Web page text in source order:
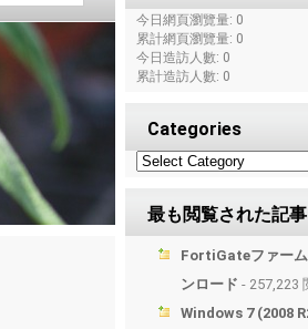
今日網頁瀏覽量: 0
累計網頁瀏覽量: 0
今日造訪人數: 0
累計造訪人數: 0
Categories
最も閲覧された記事
FortiGateファー
ンロード - 257,223
Windows 7 (2008